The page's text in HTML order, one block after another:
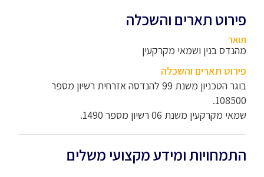
פירוט תארים והשכלה
תואר
מהנדס בנין ושמאי מקרקעין
פירוט תארים והשכלה
בוגר הטכניון משנת 99 להנדסה אזרחית רשיון מספר
108500.
שמאי מקרקעין משנת 06 רשיון מספר 1490.
התמחויות ומידע מקצועי משלים